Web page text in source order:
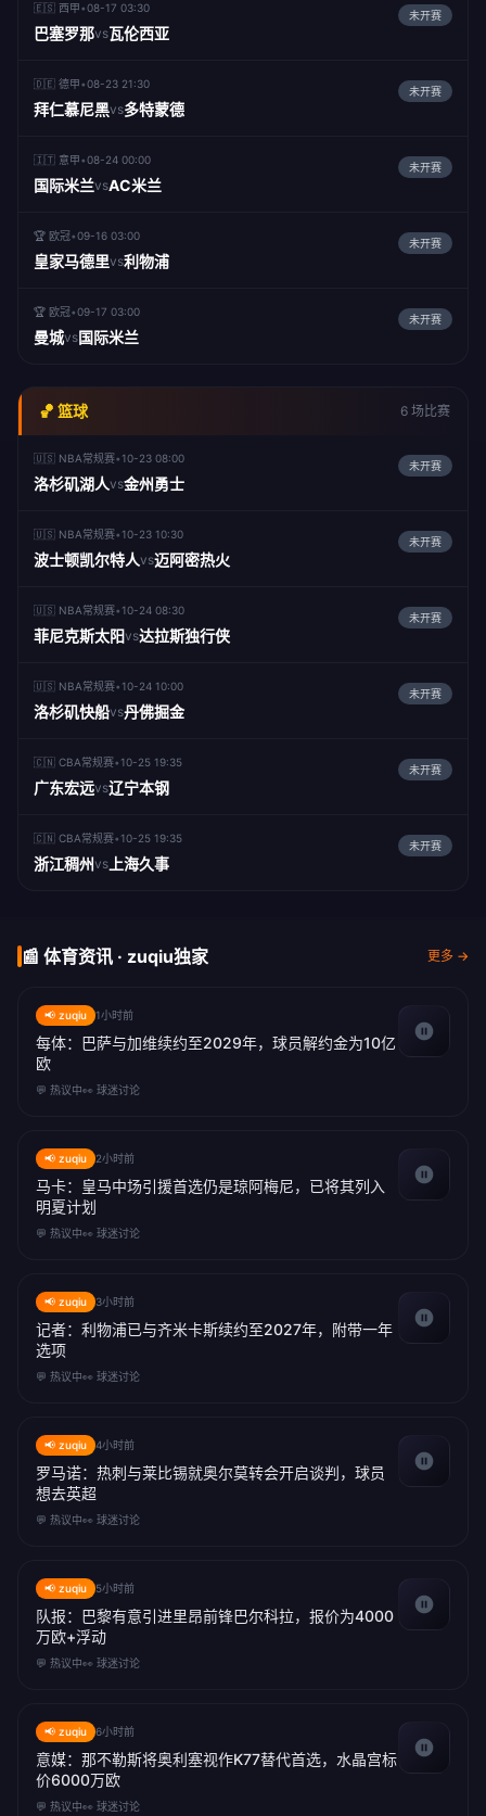
🇪🇸 西甲•08-17 03:30
巴塞罗那vs瓦伦西亚
未开赛
🇩🇪 德甲•08-23 21:30
拜仁慕尼黑vs多特蒙德
未开赛
🇮🇹 意甲•08-24 00:00
国际米兰vsAC米兰
未开赛
🏆 欧冠•09-16 03:00
皇家马德里vs利物浦
未开赛
🏆 欧冠•09-17 03:00
曼城vs国际米兰
未开赛
🏀 篮球 6 场比赛
🇺🇸 NBA常规赛•10-23 08:00
洛杉矶湖人vs金州勇士
未开赛
🇺🇸 NBA常规赛•10-23 10:30
波士顿凯尔特人vs迈阿密热火
未开赛
🇺🇸 NBA常规赛•10-24 08:30
菲尼克斯太阳vs达拉斯独行侠
未开赛
🇺🇸 NBA常规赛•10-24 10:00
洛杉矶快船vs丹佛掘金
未开赛
🇨🇳 CBA常规赛•10-25 19:35
广东宏远vs辽宁本钢
未开赛
🇨🇳 CBA常规赛•10-25 19:35
浙江稠州vs 上海久事
未开赛
📰 体育资讯 · zuqiu独家 更多 →
📢 zuqiu 1小时前
每体：巴萨与加维续约至2029年，球员解约金为10亿
欧
💬 热议中👀 球迷讨论
📢 zuqiu 2小时前
马卡：皇马中场引援首选仍是琼阿梅尼，已将其列入
明夏计划
💬 热议中👀 球迷讨论
📢 zuqiu 3小时前
记者：利物浦已与齐米卡斯续约至2027年，附带一年
选项
💬 热议中👀 球迷讨论
📢 zuqiu 4小时前
罗马诺：热刺与莱比锡就奥尔莫转会开启谈判，球员
想去英超
💬 热议中👀 球迷讨论
📢 zuqiu 5小时前
队报：巴黎有意引进里昂前锋巴尔科拉，报价为4000
万欧+浮动
💬 热议中👀 球迷讨论
📢 zuqiu 6小时前
意媒：那不勒斯将奥利塞视作K77替代首选，水晶宫标
价6000万欧
💬 热议中👀 球迷讨论